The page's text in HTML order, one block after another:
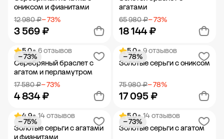
ониксом и фианитами
12 980 ₽− 73%
3 569 ₽
Добавить в корзину
агатами
65 980 ₽− 73%
18 144 ₽
Добавить в корзину
5.0• 6 отзывов
Серебряный браслет с
агатом и перламутром
17 580 ₽− 73%
4 834 ₽
− 73%
Добавить в корзину
5.0• 9 отзывов
Золотые серьги с ониксом
75 980 ₽− 78%
17 095 ₽
− 78%
Добавить в корзину
4.9• 14 отзывов
Золотые серьги с агатами
и фианитами
− 75%
5.0• 14 отзывов
Золотые серьги с агатом
− 73%